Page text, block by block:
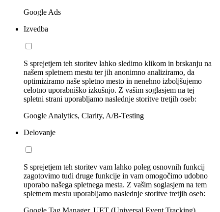
Google Ads
Izvedba
S sprejetjem teh storitev lahko sledimo klikom in brskanju na
našem spletnem mestu ter jih anonimno analiziramo, da
optimiziramo naše spletno mesto in nenehno izboljšujemo
celotno uporabniško izkušnjo. Z vašim soglasjem na tej
spletni strani uporabljamo naslednje storitve tretjih oseb:
Google Analytics, Clarity, A/B-Testing
Delovanje
S sprejetjem teh storitev vam lahko poleg osnovnih funkcij
zagotovimo tudi druge funkcije in vam omogočimo udobno
uporabo našega spletnega mesta. Z vašim soglasjem na tem
spletnem mestu uporabljamo naslednje storitve tretjih oseb:
Google Tag Manager, UET (Universal Event Tracking)